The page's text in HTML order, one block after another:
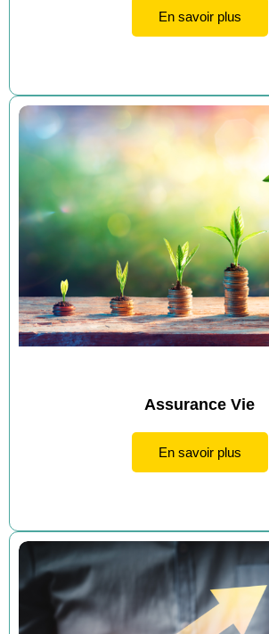
En savoir plus
Assurance Vie
En savoir plus
On vous
recontacte
Laissez nous
coordonnées,
email et nous
recontactons